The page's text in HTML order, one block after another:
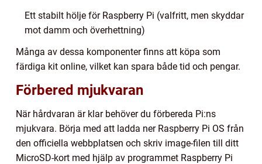
Ett stabilt hölje för Raspberry Pi (valfritt, men skyddar
mot damm och överhettning)
Många av dessa komponenter finns att köpa som
färdiga kit online, vilket kan spara både tid och pengar.
Förbered mjukvaran
När hårdvaran är klar behöver du förbereda Pi:ns
mjukvara. Börja med att ladda ner Raspberry Pi OS från
den officiella webbplatsen och skriv image-filen till ditt
MicroSD-kort med hjälp av programmet Raspberry Pi